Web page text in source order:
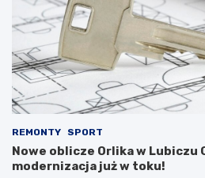
REMONTY SPORT
Nowe oblicze Orlika w Lubiczu
modernizacja już w toku!